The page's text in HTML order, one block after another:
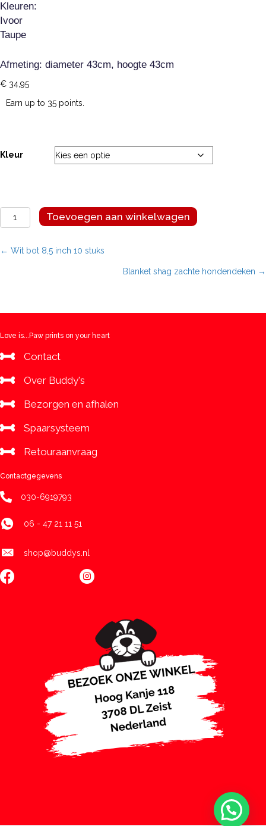
Kleuren:
Ivoor
Taupe
Afmeting: diameter 43cm, hoogte 43cm
€ 34,95
Earn up to 35 points.
Kleur
katteniglo
Toevoegen aan winkelwagen
Posts
← Wit bot 8,5 inch 10 stuks
Blanket shag zachte hondendeken →
Love is...Paw prints on your heart
Contact
Over Buddy's
Bezorgen en afhalen
Spaarsysteem
Retouraanvraag
Contactgegevens
030-6919793
06 - 47 21 11 51
shop@buddys.nl